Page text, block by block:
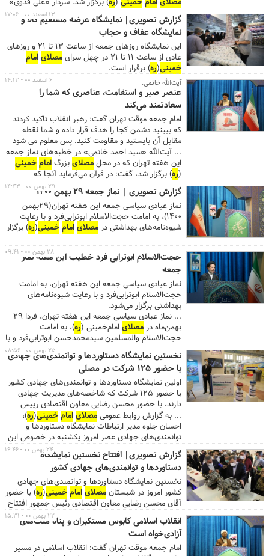
جانشین فرمانده کل سپاه پاسداران انقلاب اسلامی و
«سید مرتضی بختیاری» رییس کمیته امدادامام‌خمینی
(ره) پیش از خطبه‌ها سخنرانی کردند.
گزارش تصویری| نمایشگاه عرضه مستقیم کالا و
نمایشگاه عفاف و حجاب
این نمایشگاه روزهای جمعه از ساعت ۱۳ تا ۲۱ و روزهای
عادی از ساعت ۱۱ تا ۲۱ در چهل سرای
مصلایامام
خمینی(ره) برقرار است.
۱۳ اسفند ۰۰ - ۱۷:۰۶
آیت‌الله خاتمی:
عنصر صبر و استقامت، عناصری که شما را
سعادتمند می‌کند
امام جمعه موقت تهران گفت: رهبر انقلاب تاکید کردند
که ببینید دشمن کجا را هدف قرار داده و شما نقطه
مقابل آن بایستید و مقاومت کنید. پس معلوم می شود
که دشمن بر چه نقطه‌ای حساس است.
... آیت‌الله «سید احمد خاتمی» در خطبه‌های نماز جمعه
این هفته تهران که در محلمصلایبزرگامامخمینی
(ره) برگزار شد، گفت: در قرآن می‌فرماید آنجا که
می‌پندارید خلوت است و کسی نیست، همانجا خدا حاضر
و ناظر بر ماست و او به فردای همگان حسابرسی خواهد
کرد. ...این استاد حوزه علمیه با اشاره به ارتباط تصویری
رهبر معظم انقلاب با مردم آذربایجان گفت: معظم له بر
استمرار انقلاب تاکید داشته و فرمود این یکی از اصول
دفاع مقدس بود. یک جنگ بر ما تحمیل شد و خواستند
بحران ایجاد کنند ولیامام(ره) از همین بحران فرصت
ساختند و این از ویژگی های اولیای الهی است و
همین مساله وسیله ای برای اقتدار ملی و اعتبار بین
المللی به وجود آوردند. ...
۶ اسفند ۰۰ - ۱۴:۱۳
گزارش تصویری | نماز جمعه ۲۹ بهمن ۱۴۰۰
نماز عبادی سیاسی جمعه این هفته تهران(۲۹بهمن
۱۴۰۰)، به امامت حجت‌الاسلام‌ ابوترابی‌فرد و با رعایت
شیوه‌نامه‌های بهداشتی درمصلایامامخمینی(ره) برگزار
۲۹ بهمن ۰۰ - ۱۴:۴۳
حجت‌الاسلام ابوترابی فرد خطیب این هفته نماز
جمعه
نماز عبادی سیاسی جمعه این هفته تهران، به امامت
حجت‌الاسلام‌ ابوترابی‌فرد و با رعایت شیوه‌نامه‌های
بهداشتی برگزار می‌شود.
... نماز عبادی سیاسی جمعه این هفته تهران، فردا ۲۹
بهمن‌ماه درمصلایامام‌خمینی (ره)، به امامت
حجت‌الاسلام‌ والمسلمین سیدمحمدحسن ابوترابی‌فرد و با
رعایت دقیق شیوه‌نامه‌های بهداشتی برگزار خواهد شد.
...
۲۸ بهمن ۰۰ - ۰۹:۴۱
نخستین نمایشگاه دستاوردها و توانمندی‌های جهادی
با حضور ۱۲۵ شرکت در مصلی
اولین نمایشگاه دستاوردها و توانمندی‌های جهادی کشور
با حضور ۱۲۵ شرکت که شاخصه‌های مدیریت جهادی
دارند، با حضور محسن رضایی معاون اقتصادی رییس
جمهور و محمدحسین سپهر رییس هیات مدیره انجمن
مدیریت جهادی درمصلایامامخمینی(ره) تهران آغاز
بکار کرد.
... به گزارش روابط عمومیمصلایامامخمینی(ره)،
احسان جلوه مدیر ارتباطات نمایشگاه دستاوردها و
توانمندی‌های جهادی عصر امروز یکشنبه در خصوص این
نمایشگاه گفت: مقام معظم رهبری در سال‌های اخیر
همواره و بارها بر کار و مدیریت جهادی تاکید فراوان
داشته و آن را از شاخصه‌های مسئولیت در نظام اسلامی
دانسته اند، در واقع مدیریت جهادی در منظومه فکری
رهبر معظم انقلاب نه یک شعار بلکه هویت اصلی
مدیریت نظام اسلامی است. ...جلوه اضافه کرد: این
انجمن علاوه بر معرفی مدیران اصلح، تلاش برای هم
افزایی قوای کشور در جهت تحقق اقتصاد مقاومتی و
سربلندی ایران اسلامی دارد، امسال اولین دوره نمایشگاه
دستاوردها و توانمندی‌های جهادی کشور با هدف هم
۲۵ بهمن ۰۰ - ۰۸:۵۶
گزارش تصویری| افتتاح نخستین نمایشگاه
دستاوردها و توانمندی‌های جهادی کشور
نخستین نمایشگاه دستاوردها و توانمندی‌های جهادی
کشور امروز در شبستانمصلایامامخمینی(ره) با حضور
آقای محسن رضایی معاون اقتصادی رئیس جمهور افتتاح
شد...در این نمایشگاه همه گروه‌های کالایی و خدماتی از
مخابرات، فناوری اطلاعات، صنایع غذایی، کشاورزی، دام و
طیور، شیلات گرفته تا صنایع نساجی و تجهیزات پزشکی،
معدن و صنایع آب، برق و صنایع نفت، گاز، پتروشیمی،
۲۴ بهمن ۰۰ - ۱۶:۴۶
انقلاب اسلامی کابوس مستکبران و پناه ملت‌های
آزادی‌خواه است
امام جمعه موقت تهران گفت: انقلاب اسلامی در مسیر
۲۲ بهمن ۰۰ - ۱۵:۳۱